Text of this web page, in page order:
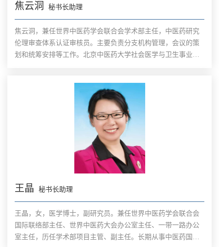
焦云洞 秘书长助理
焦云洞，兼任世界中医药学会联合会学术部主任，中医药研究
伦理审查体系认证审核员。主要负责分支机构管理，会议的策
划和统筹安排等工作。北京中医药大学社会医学与卫生事业管
世界中医药大会夏季峰会工作。
王晶 秘书长助理
王晶，女，医学博士，副研究员。兼任世界中医药学会联合会
国际联络部主任、世界中医药大会办公室主任、一带一路办公
室主任，历任学术部项目主管、副主任。长期从事中医药国际